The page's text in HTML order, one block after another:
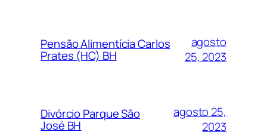
Pensão Alimentícia Carlos
Prates (HC) BH
agosto
25, 2023
Divórcio Parque São
José BH
agosto 25,
2023